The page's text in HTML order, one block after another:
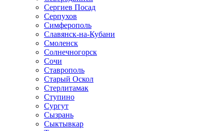
Сергиев Посад
Серпухов
Симферополь
Славянск-на-Кубани
Смоленск
Солнечногорск
Сочи
Ставрополь
Старый Оскол
Стерлитамак
Ступино
Сургут
Сызрань
Сыктывкар